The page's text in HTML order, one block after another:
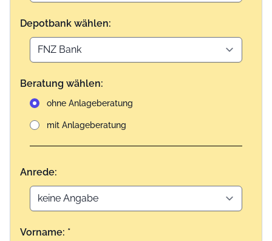
Depotbank wählen:
Beratung wählen:
ohne Anlageberatung
mit Anlageberatung
Anrede:
Vorname: *